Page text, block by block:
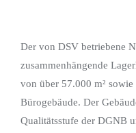
Der von DSV betriebene
zusammenhängende
von über 57.000 m²
Bürogebäude. Der
Qualitätsstufe der DGNB